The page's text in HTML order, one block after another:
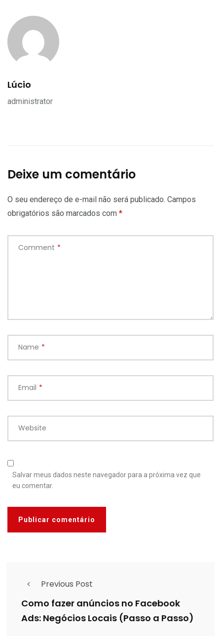
Lúcio
administrator
Deixe um comentário
O seu endereço de e-mail não será publicado. Campos
obrigatórios são marcados com *
Comment *
Name *
Email *
Website
Salvar meus dados neste navegador para a próxima vez que
eu comentar.
Previous Post
Como fazer anúncios no Facebook
Ads: Negócios Locais (Passo a Passo)